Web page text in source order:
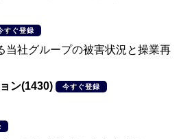
すぐ登録
当社グループの被害状況と操業再
ン(1430)
今すぐ登録